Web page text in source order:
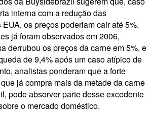
interna com a redução das
os preços poderiam cair até 5%.
já foram observados em 2006,
derrubou os preços da carne em 5%, e
de 9,4% após um caso atípico de
analistas ponderam que a forte
já compra mais da metade da carne
pode absorver parte desse excedente
o mercado doméstico.